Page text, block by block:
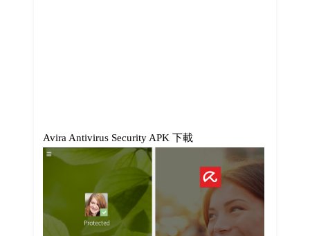
Avira Antivirus Security APK 下載